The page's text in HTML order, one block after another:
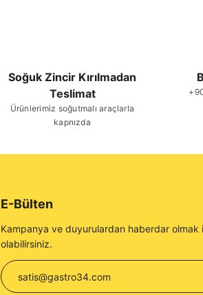
Soğuk Zincir Kırılmadan
Teslimat
Ürünlerimiz soğutmalı araçlarla
kapnızda
E-Bülten
Kampanya ve duyurulardan haberdar olmak
olabilirsiniz.